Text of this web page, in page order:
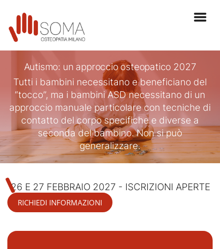
Autismo: un approccio osteopatico 2027
Tutti i bambini necessitano e beneficiano del
“tocco”, ma i bambini ASD necessitano di un
approccio manuale particolare con tecniche di
contatto del corpo specifiche e diverse a
seconda del bambino. Non si può
generalizzare.
26 E 27 FEBBRAIO 2027 - ISCRIZIONI APERTE
RICHIEDI INFORMAZIONI